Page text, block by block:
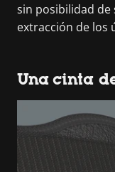
sin posibilidad de
extracción de los
Una cinta